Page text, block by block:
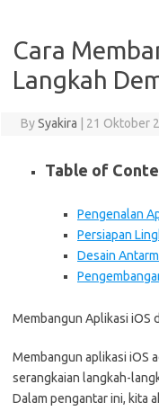
Cara
Langkah
BySyakira 21 Oktober
Table of
Pengenalan
Persiapan
Desain
Membangun Aplikasi iOS
Membangun aplikasi iOS
serangkaian langkah-
Dalam pengantar ini, kita